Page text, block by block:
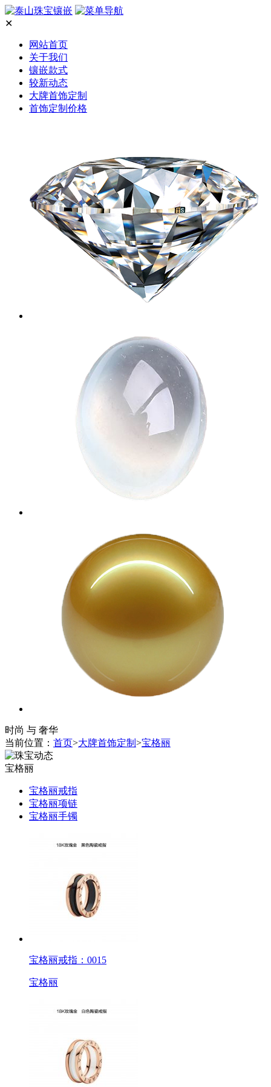
✕
网站首页
关于我们
镶嵌款式
较新动态
大牌首饰定制
首饰定制价格
时尚 与 奢华
当前位置： 首页>大牌首饰定制 >宝格丽
宝格丽
宝格丽戒指
宝格丽项链
宝格丽手镯
宝格丽戒指：0015
宝格丽